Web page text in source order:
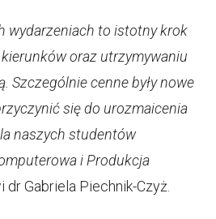
wydarzeniach to istotny krok
oraz utrzymywaniu
Szczególnie cenne były nowe
się do urozmaicenia
naszych studentów
i Produkcja
dr Gabriela Piechnik-Czyż.